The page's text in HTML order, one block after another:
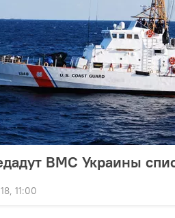
ВМС Украины
11:00